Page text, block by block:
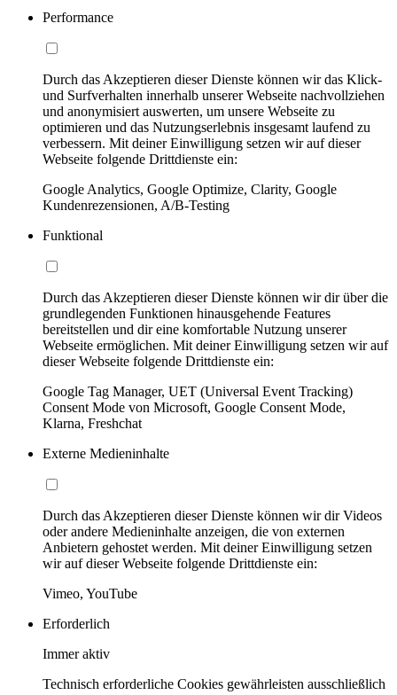
Performance
Durch das Akzeptieren dieser Dienste können wir das Klick-
und Surfverhalten innerhalb unserer Webseite nachvollziehen
und anonymisiert auswerten, um unsere Webseite zu
optimieren und das Nutzungserlebnis insgesamt laufend zu
verbessern. Mit deiner Einwilligung setzen wir auf dieser
Webseite folgende Drittdienste ein:
Google Analytics, Google Optimize, Clarity, Google
Kundenrezensionen, A/B-Testing
Funktional
Durch das Akzeptieren dieser Dienste können wir dir über die
grundlegenden Funktionen hinausgehende Features
bereitstellen und dir eine komfortable Nutzung unserer
Webseite ermöglichen. Mit deiner Einwilligung setzen wir auf
dieser Webseite folgende Drittdienste ein:
Google Tag Manager, UET (Universal Event Tracking)
Consent Mode von Microsoft, Google Consent Mode,
Klarna, Freshchat
Externe Medieninhalte
Durch das Akzeptieren dieser Dienste können wir dir Videos
oder andere Medieninhalte anzeigen, die von externen
Anbietern gehostet werden. Mit deiner Einwilligung setzen
wir auf dieser Webseite folgende Drittdienste ein:
Vimeo, YouTube
Erforderlich
Immer aktiv
Technisch erforderliche Cookies gewährleisten ausschließlich